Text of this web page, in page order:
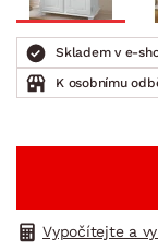
Skladem v e-
K osobnímu
Vypočítejte a